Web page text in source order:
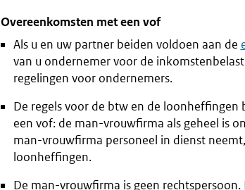
Overeenkomsten met een vof
Als u en uw partner beiden voldoen aan de
van u ondernemer voor de
regelingen voor ondernemers.
De regels voor de btw en de
een vof: de man-vrouwfirma als geheel is
man-vrouwfirma personeel in dienst
loonheffingen.
De man-vrouwfirma is geen